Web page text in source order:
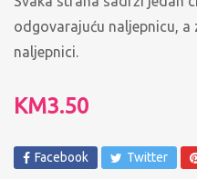
odgovarajuću naljepnicu,
naljepnici.
KM3.50
Facebook Twitter